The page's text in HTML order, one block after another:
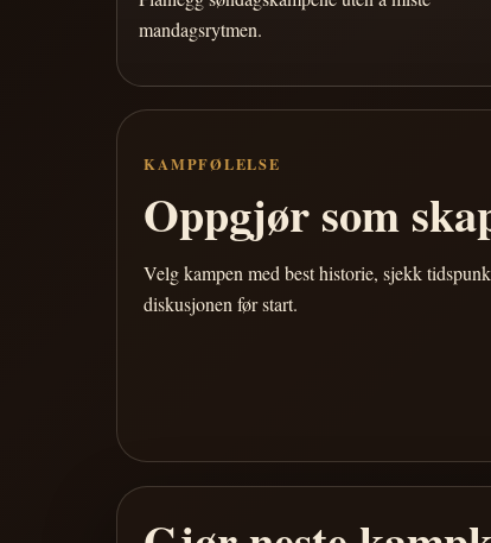
mandagsrytmen.
KAMPFØLELSE
Oppgjør som
Velg kampen med best historie, sjekk
diskusjonen før start.